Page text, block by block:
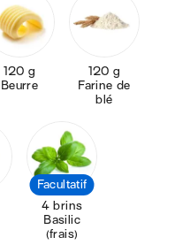
120 g
Beurre
120 g
Farine de
blé
Facultatif
4 brins
Basilic
(frais)